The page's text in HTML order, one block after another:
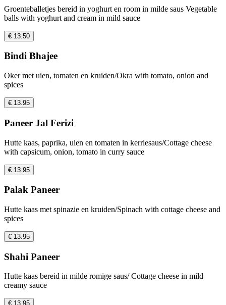
Groenteballetjes bereid in yoghurt en room in milde saus Vegetable
balls with yoghurt and cream in mild sauce
€ 13.50
Bindi Bhajee
Oker met uien, tomaten en kruiden/Okra with tomato, onion and
spices
€ 13.95
Paneer Jal Ferizi
Hutte kaas, paprika, uien en tomaten in kerriesaus/Cottage cheese
with capsicum, onion, tomato in curry sauce
€ 13.95
Palak Paneer
Hutte kaas met spinazie en kruiden/Spinach with cottage cheese and
spices
€ 13.95
Shahi Paneer
Hutte kaas bereid in milde romige saus/ Cottage cheese in mild
creamy sauce
€ 13.95